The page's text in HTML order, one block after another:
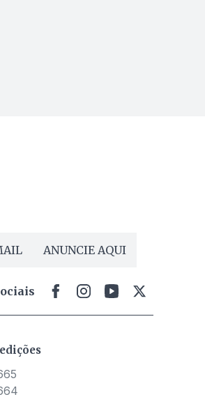
ANUNCIE AQUI